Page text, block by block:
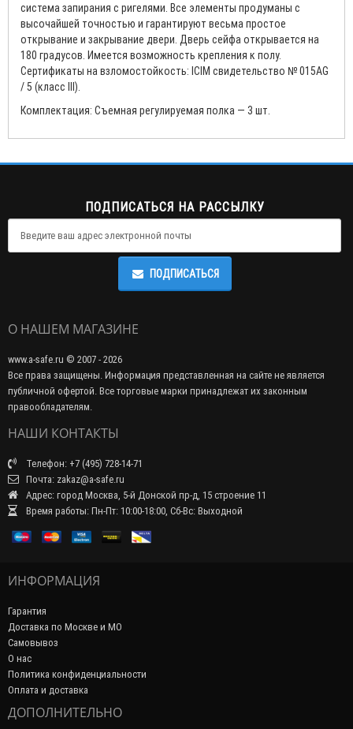
система запирания с ригелями. Все элементы продуманы с
высочайшей точностью и гарантируют весьма простое
открывание и закрывание двери. Дверь сейфа открывается на
180 градусов. Имеется возможность крепления к полу.
Сертификаты на взломостойкость: ICIM свидетельство № 015AG
/ 5 (класс III).
Комплектация: Съемная регулируемая полка — 3 шт.
ПОДПИСАТЬСЯ НА РАССЫЛКУ
ПОДПИСАТЬСЯ
О НАШЕМ МАГАЗИНЕ
www.a-safe.ru © 2007 - 2026
Все права защищены. Информация представленная на сайте не является
публичной офертой. Все торговые марки принадлежат их законным
правообладателям.
НАШИ КОНТАКТЫ
Телефон: +7 (495) 728-14-71
Почта: zakaz@a-safe.ru
Адрес: город Москва, 5-й Донской пр-д, 15 строение 11
Время работы: Пн-Пт: 10:00-18:00, Сб-Вс: Выходной
ИНФОРМАЦИЯ
Гарантия
Доставка по Москве и МО
Самовывоз
О нас
Политика конфиденциальности
Оплата и доставка
ДОПОЛНИТЕЛЬНО